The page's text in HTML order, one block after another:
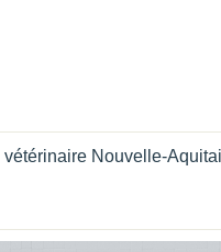
vétérinaire Nouvelle-